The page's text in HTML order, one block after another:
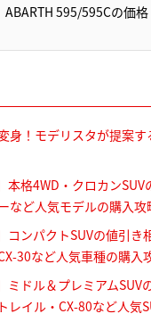
595/595Cの価格
身！モデリスタが提案す
本格4WD・クロカンSUV
など人気モデルの購入
コンパクトSUVの値引き
30など人気車種の購入
ミドル＆プレミアムSUV
レイル・CX-80など人気